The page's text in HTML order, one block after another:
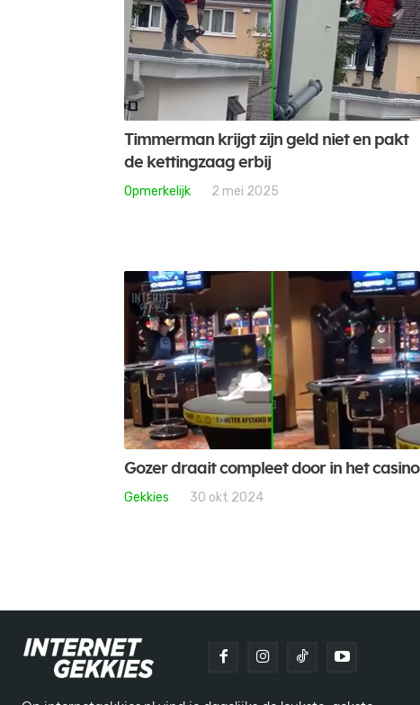
Timmerman krijgt zijn geld niet en pakt
de kettingzaag erbij
Opmerkelijk 2 mei 2025
Gozer draait compleet door in het casino
Gekkies 30 okt 2024